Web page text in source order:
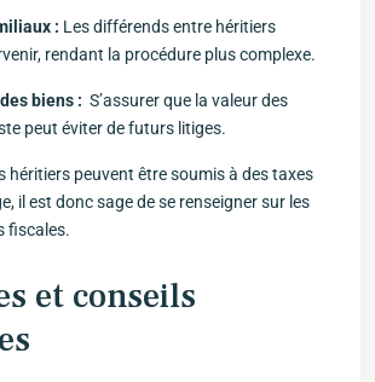
: Les‍ différends entre héritiers
rendant la procédure plus complexe.
biens : ‌ S’assurer que la valeur des
peut éviter​ de futurs litiges.
⁢héritiers⁢ peuvent ⁢être soumis à des taxes
il‌ est donc sage de se renseigner sur les
fiscales.
et conseils